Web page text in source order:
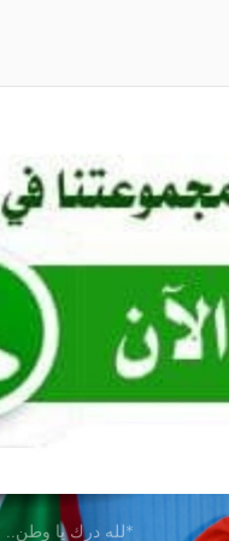
تتسبب في فضيحة
العظيمة*
*لا تستبقُوهم ..!!*
*مواقف ومشاهد.
الريف والهامش
عبدالله إسحق
*عند الله .. وليس
*لله درك يا وطن..